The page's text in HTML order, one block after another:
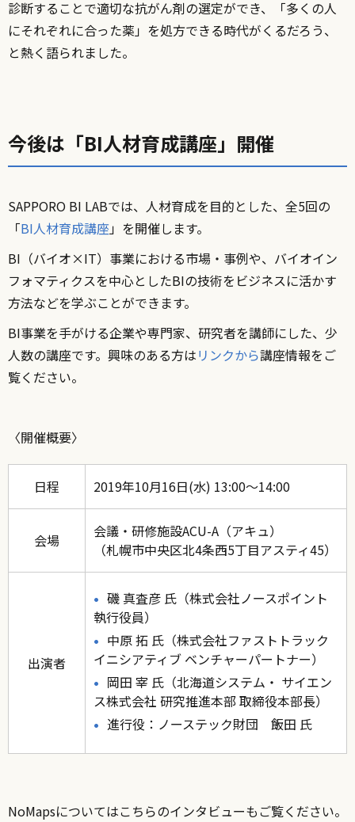
診断することで適切な抗がん剤の選定ができ、「多くの人
にそれぞれに合った薬」を処方できる時代がくるだろう、
と熱く語られました。
今後は「BI人材育成講座」開催
SAPPORO BI LABでは、人材育成を目的とした、全5回の
「BI人材育成講座」を開催します。
BI（バイオ×IT）事業における市場・事例や、バイオイン
フォマティクスを中心としたBIの技術をビジネスに活かす
方法などを学ぶことができます。
BI事業を手がける企業や専門家、研究者を講師にした、少
人数の講座です。興味のある方はリンクから講座情報をご
覧ください。
〈開催概要〉
日程 2019年10月16日(水) 13:00～14:00
会場
会議・研修施設ACU-A（アキュ）
（札幌市中央区北4条西5丁目アスティ45）
出演者
磯 真査彦 氏（株式会社ノースポイント
執行役員）
中原 拓 氏（株式会社ファストトラック
イニシアティブ ベンチャーパートナー）
岡田 宰 氏（北海道システム・ サイエン
ス株式会社 研究推進本部 取締役本部長）
進行役：ノーステック財団 飯田 氏
NoMapsについてはこちらのインタビューもご覧ください。